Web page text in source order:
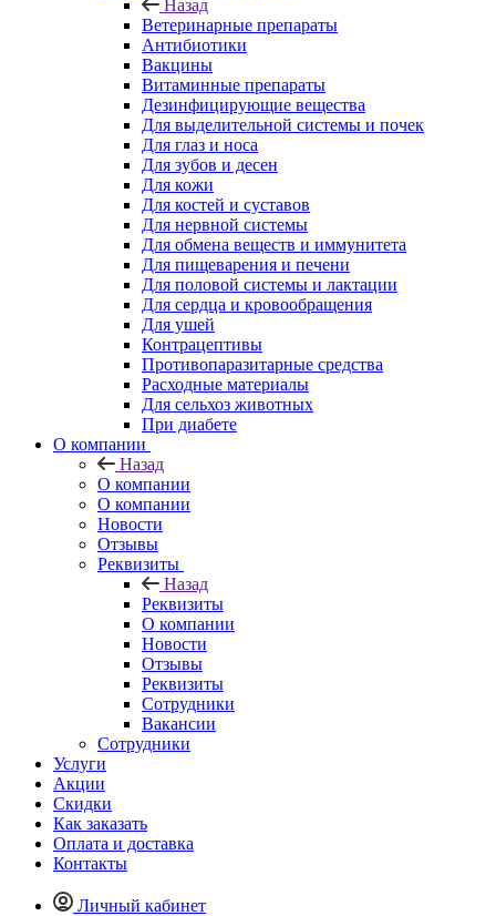
Назад
Ветеринарные препараты
Антибиотики
Вакцины
Витаминные препараты
Дезинфицирующие вещества
Для выделительной системы и почек
Для глаз и носа
Для зубов и десен
Для кожи
Для костей и суставов
Для нервной системы
Для обмена веществ и иммунитета
Для пищеварения и печени
Для половой системы и лактации
Для сердца и кровообращения
Для ушей
Контрацептивы
Противопаразитарные средства
Расходные материалы
Для сельхоз животных
При диабете
О компании
Назад
О компании
О компании
Новости
Отзывы
Реквизиты
Назад
Реквизиты
О компании
Новости
Отзывы
Реквизиты
Сотрудники
Вакансии
Сотрудники
Услуги
Акции
Скидки
Как заказать
Оплата и доставка
Контакты
Личный кабинет